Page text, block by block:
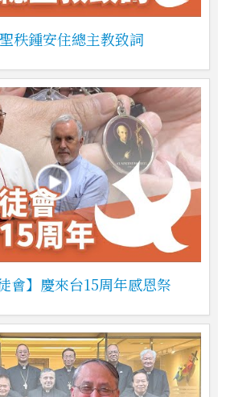
秩鍾安住總主教致詞
會】慶來台15周年感恩祭